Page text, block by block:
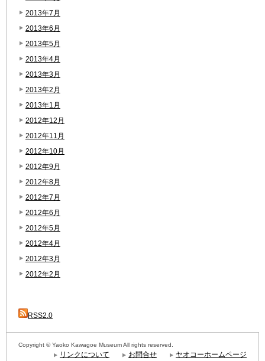
2013年7月
2013年6月
2013年5月
2013年4月
2013年3月
2013年2月
2013年1月
2012年12月
2012年11月
2012年10月
2012年9月
2012年8月
2012年7月
2012年6月
2012年5月
2012年4月
2012年3月
2012年2月
RSS2.0
Copyright © Yaoko Kawagoe Museum All rights reserved.
ヤオコーホームページ
お問合せ
リンクについて